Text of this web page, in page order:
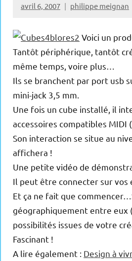
avril 6, 2007 philippe meignan
Voici un
Tantôt périphérique, tantôt
même temps, voire plus…
Ils se branchent par port usb
mini-jack 3,5 mm.
Une fois un cube installé, il
accessoires compatibles MIDI
Son interaction se situe au
affichera !
Une petite vidéo de
Il peut être connecter sur
Et ça ne fait que
géographiquement entre eux
possibilités issues de votre
Fascinant !
A lire également : Design à